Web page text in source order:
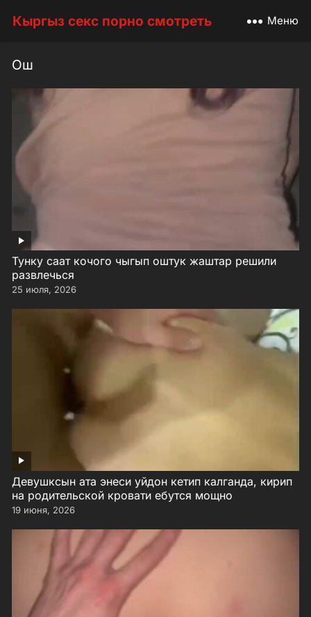
Кыргыз секс порно смотреть Меню
Ош
Тунку саат кочого чыгып оштук жаштар решили
развлечься
25 июля, 2026
Девушксын ата энеси уйдон кетип калганда, кирип
на родительской кровати ебутся мощно
19 июня, 2026